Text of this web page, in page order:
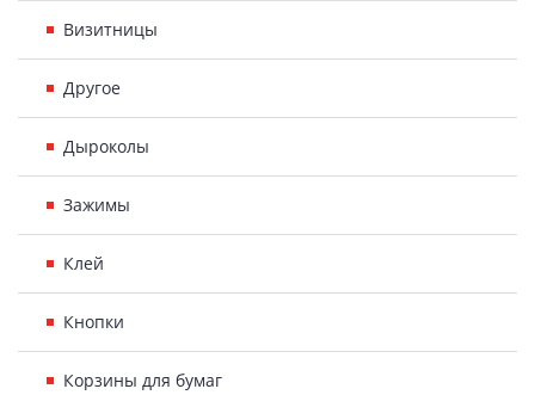
Визитницы
Другое
Дыроколы
Зажимы
Клей
Кнопки
Корзины для бумаг